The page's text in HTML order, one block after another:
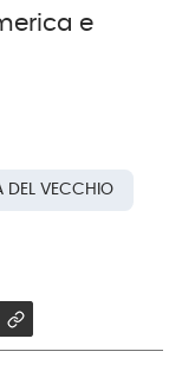
e
DEL VECCHIO